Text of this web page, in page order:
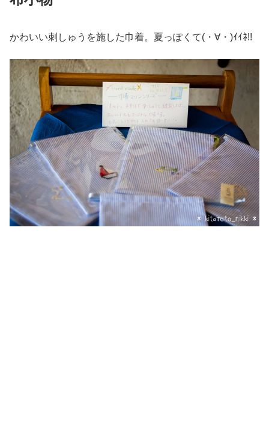
かわいい刺しゅうを施した巾着。夏っぽくて(・∀・)ｲｲﾈ!!